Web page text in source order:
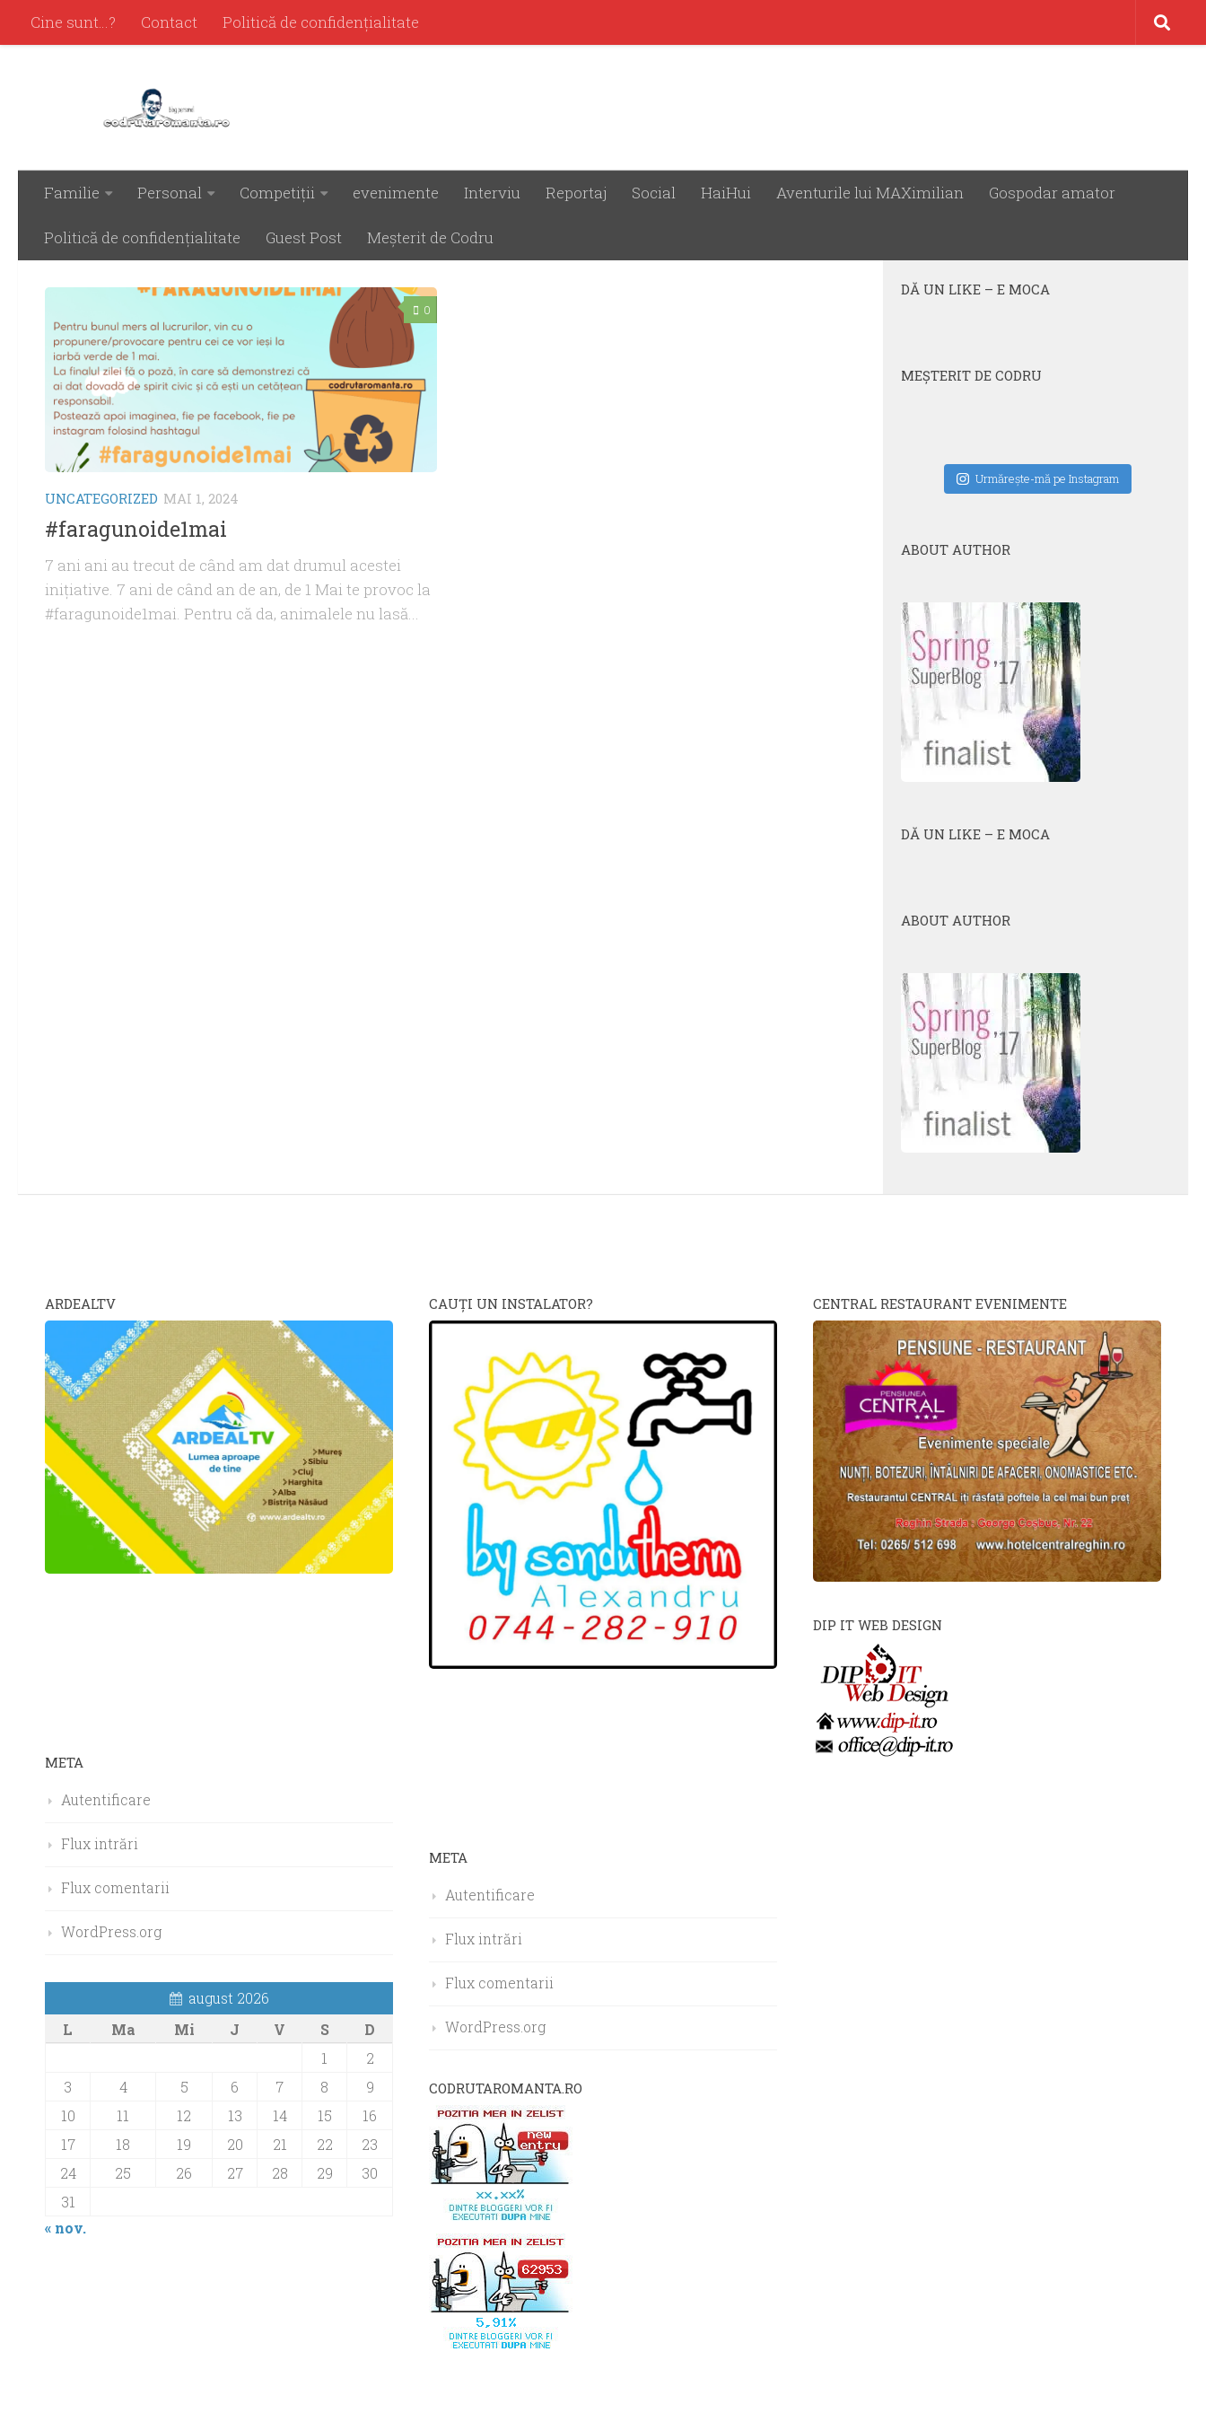
Cine sunt…? Contact Politică de confidenţialitate
Familie Personal Competiţii evenimente Interviu Reportaj Social HaiHui Aventurile lui MAXimilian Gospodar amator
Politică de confidenţialitate Guest Post Meşterit de Codru
ETICHETAT:DE 1 MAI COMPORTA-TE PRECUM ANIMALELE
0
UNCATEGORIZED MAI 1, 2024
#faragunoide1mai
7 ani ani au trecut de când am dat drumul acestei
inițiative. 7 ani de când an de an, de 1 Mai te provoc la
#faragunoide1mai. Pentru că da, animalele nu lasă...
DĂ UN LIKE – E MOCA
MEŞTERIT DE CODRU
Urmăreşte-mă pe Instagram
ABOUT AUTHOR
DĂ UN LIKE – E MOCA
ABOUT AUTHOR
ARDEALTV
META
Autentificare
Flux intrări
Flux comentarii
WordPress.org
august 2026
L
Ma Mi J V S
D
1
2
3
4 5 6 7 8
9
10
11 12 13 14 15
16
17
18 19 20 21 22
23
24
25 26 27 28 29
30
31
« nov.
CAUŢI UN INSTALATOR?
META
Autentificare
Flux intrări
Flux comentarii
WordPress.org
CODRUTAROMANTA.RO
CENTRAL RESTAURANT EVENIMENTE
DIP IT WEB DESIGN